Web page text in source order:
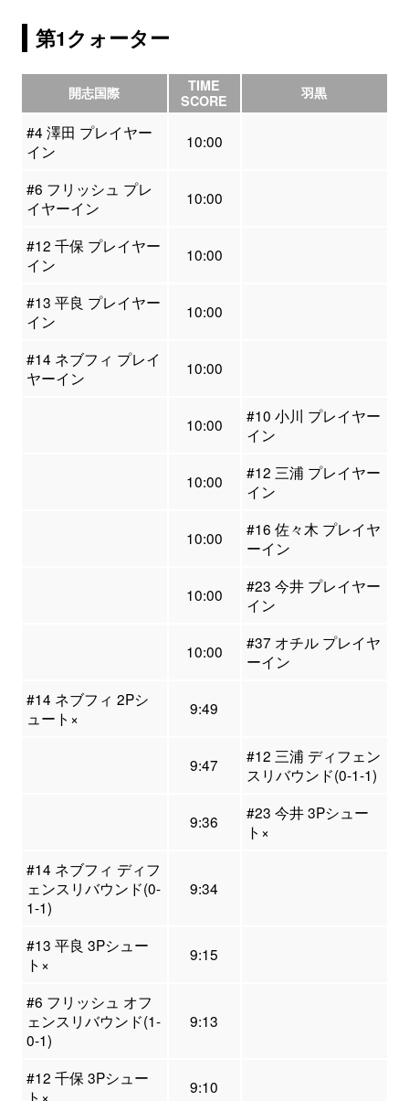
第1クォーター
開志国際
TIME
SCORE
羽黒
#4 澤田 プレイヤー
イン
10:00
#6 フリッシュ プレ
イヤーイン
10:00
#12 千保 プレイヤー
イン
10:00
#13 平良 プレイヤー
イン
10:00
#14 ネブフィ プレイ
ヤーイン
10:00
10:00
#10 小川 プレイヤー
イン
10:00
#12 三浦 プレイヤー
イン
10:00
#16 佐々木 プレイヤ
ーイン
10:00
#23 今井 プレイヤー
イン
10:00
#37 オチル プレイヤ
ーイン
#14 ネブフィ 2Pシ
ュート×
9:49
9:47
#12 三浦 ディフェン
スリバウンド(0-1-1)
9:36
#23 今井 3Pシュー
ト×
#14 ネブフィ ディフ
ェンスリバウンド(0-
1-1)
9:34
#13 平良 3Pシュー
ト×
9:15
#6 フリッシュ オフ
ェンスリバウンド(1-
0-1)
9:13
#12 千保 3Pシュー
ト×
9:10